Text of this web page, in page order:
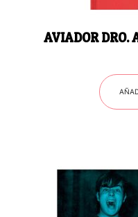
AVIADOR DRO.